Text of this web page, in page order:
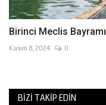
Birinci Meclis Bayramı
Kasım 8, 2024 0
BIZI TAKIP EDIN